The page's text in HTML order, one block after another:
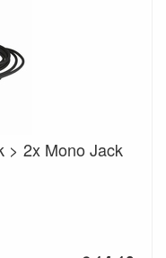
> 2x Mono Jack